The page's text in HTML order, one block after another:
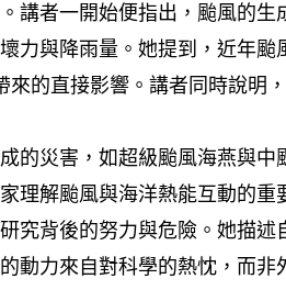
者一開始便指出，颱風的
與降雨量。她提到，近年
的直接影響。講者同時說明
的災害，如超級颱風海燕與
理解颱風與海洋熱能互動的重
背後的努力與危險。她描
動力來自對科學的熱忱，而非